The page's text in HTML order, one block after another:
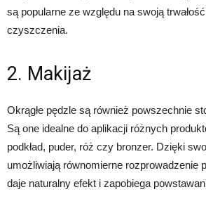
są popularne ze względu na swoją trwałość
czyszczenia.
2. Makijaż
Okrągłe pędzle są również powszechnie
Są one idealne do aplikacji różnych
podkład, puder, róż czy bronzer. Dzięki
umożliwiają równomierne rozprowadzenie
daje naturalny efekt i zapobiega